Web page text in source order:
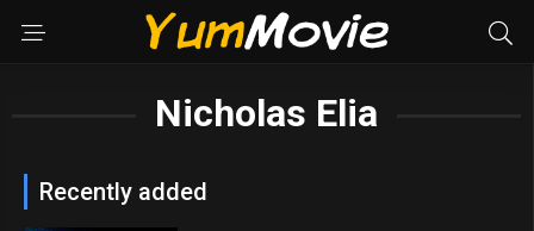
Nicholas Elia
Recently added